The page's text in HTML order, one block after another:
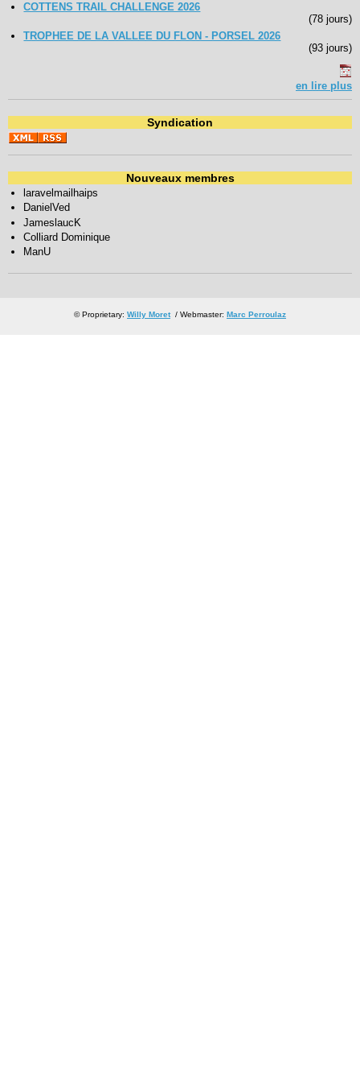
COTTENS TRAIL CHALLENGE 2026
(78 jours)
TROPHEE DE LA VALLEE DU FLON - PORSEL 2026
(93 jours)
en lire plus
Syndication
Nouveaux membres
laravelmailhaips
DanielVed
JameslaucK
Colliard Dominique
ManU
© Proprietary: Willy Moret/ Webmaster: Marc Perroulaz